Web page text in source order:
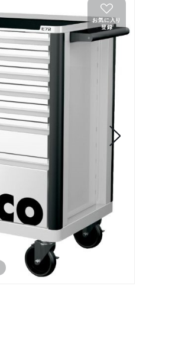
お気に入り
登録